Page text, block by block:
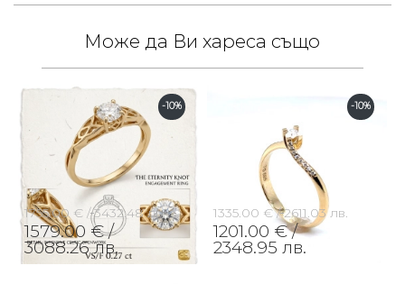
Може да Ви хареса също
-10%
1755.00 € / 3432.48 лв.
1579.00 € /
3088.26 лв.
-10%
1335.00 € / 2611.03 лв.
1201.00 € /
2348.95 лв.